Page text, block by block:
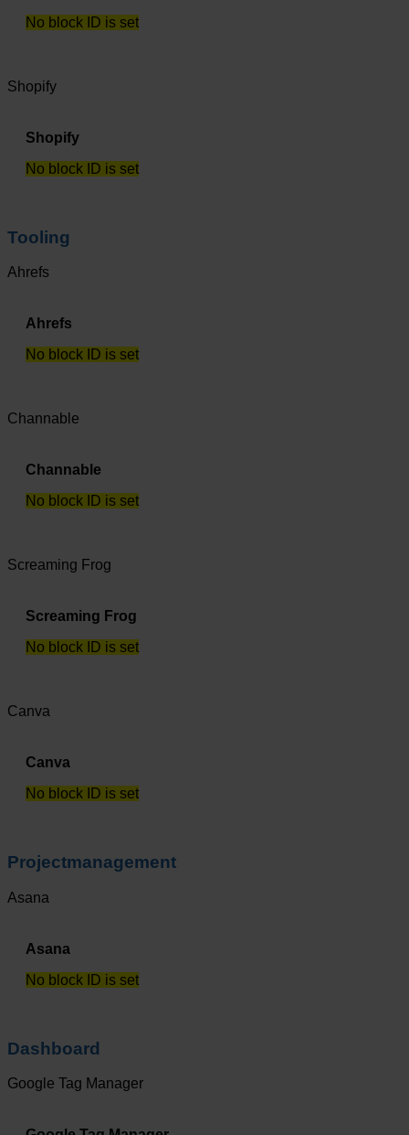
No block ID is set
Shopify
Shopify
No block ID is set
Tooling
Ahrefs
Ahrefs
No block ID is set
Channable
Channable
No block ID is set
Screaming Frog
Screaming Frog
No block ID is set
Canva
Canva
No block ID is set
Projectmanagement
Asana
Asana
No block ID is set
Dashboard
Google Tag Manager